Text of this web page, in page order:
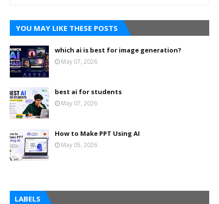
YOU MAY LIKE THESE POSTS
which ai is best for image generation?
May 07, 2026
best ai for students
May 07, 2026
How to Make PPT Using AI
May 05, 2026
LABELS